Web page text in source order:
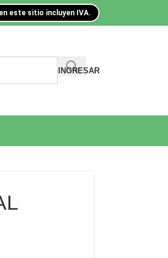
este sitio incluyen IVA.
INGRESAR